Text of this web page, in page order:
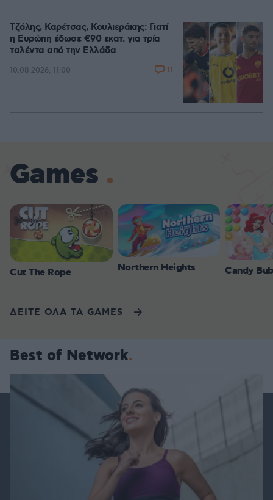
Τζόλης, Καρέτσας, Κουλιεράκης: Γιατί
η Ευρώπη έδωσε €90 εκατ. για τρία
ταλέντα από την Ελλάδα
10.08.2026, 11:00 11
Games
Cut The Rope Northern Heights Candy
ΔΕΙΤΕ ΟΛΑ ΤΑ GAMES
Best of Network